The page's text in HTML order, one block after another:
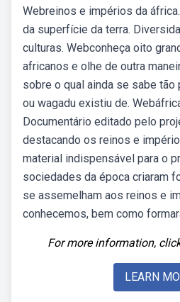
Webreinos e impérios da
da superfície da terra.
culturas. Webconheça oito
africanos e olhe de outra
sobre o qual ainda se sabe tão
ou wagadu existiu de.
Documentário editado pelo
destacando os reinos e
material indispensável para o
sociedades da época criaram
se assemelham aos reinos e
conhecemos, bem como
For more information,
LEARN